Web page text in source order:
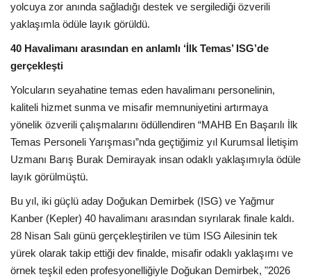
yolcuya zor anında sağladığı destek ve sergilediği özverili
yaklaşımla ödüle layık görüldü.
40 Havalimanı arasından en anlamlı ‘İlk Temas’ ISG’de
gerçekleşti
Yolcuların seyahatine temas eden havalimanı personelinin,
kaliteli hizmet sunma ve misafir memnuniyetini artırmaya
yönelik özverili çalışmalarını ödüllendiren “MAHB En Başarılı İlk
Temas Personeli Yarışması”nda geçtiğimiz yıl Kurumsal İletişim
Uzmanı Barış Burak Demirayak insan odaklı yaklaşımıyla ödüle
layık görülmüştü.
Bu yıl, iki güçlü aday Doğukan Demirbek (ISG) ve Yağmur
Kanber (Kepler) 40 havalimanı arasından sıyrılarak finale kaldı.
28 Nisan Salı günü gerçekleştirilen ve tüm ISG Ailesinin tek
yürek olarak takip ettiği dev finalde, misafir odaklı yaklaşımı ve
örnek teşkil eden profesyonelliğiyle Doğukan Demirbek, "2026